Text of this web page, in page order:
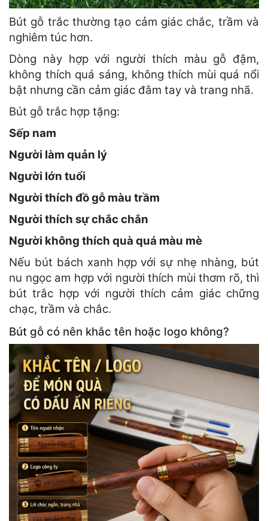
Bút gỗ trắc thường tạo cảm giác chắc, trầm và
nghiêm túc hơn.
Dòng này hợp với người thích màu gỗ đậm,
không thích quá sáng, không thích mùi quá nổi
bật nhưng cần cảm giác đằm tay và trang nhã.
Bút gỗ trắc hợp tặng:
Sếp nam
Người làm quản lý
Người lớn tuổi
Người thích đồ gỗ màu trầm
Người thích sự chắc chắn
Người không thích quà quá màu mè
Nếu bút bách xanh hợp với sự nhẹ nhàng, bút
nu ngọc am hợp với người thích mùi thơm rõ, thì
bút trắc hợp với người thích cảm giác chững
chạc, trầm và chắc.
Bút gỗ có nên khắc tên hoặc logo không?